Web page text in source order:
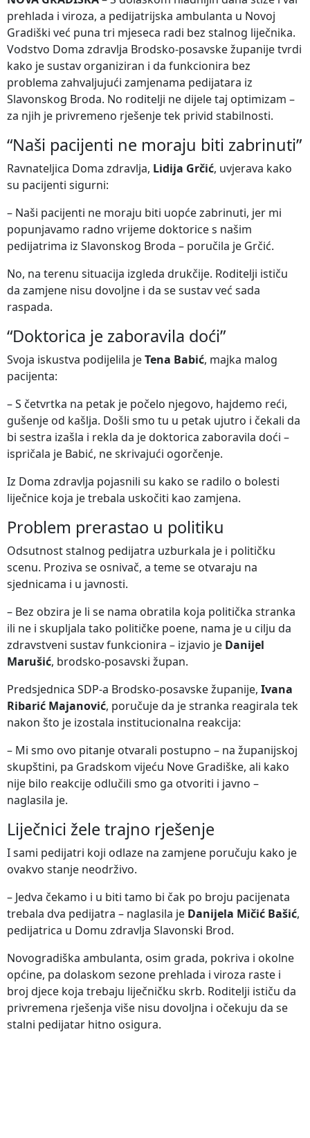
prehlada i viroza, a pedijatrijska ambulanta u Novoj
Gradiški već puna tri mjeseca radi bez stalnog liječnika.
Vodstvo Doma zdravlja Brodsko-posavske županije tvrdi
kako je sustav organiziran i da funkcionira bez
problema zahvaljujući zamjenama pedijatara iz
Slavonskog Broda. No roditelji ne dijele taj optimizam –
za njih je privremeno rješenje tek privid stabilnosti.
“Naši pacijenti ne moraju biti zabrinuti”
Ravnateljica Doma zdravlja, Lidija Grčić, uvjerava kako
su pacijenti sigurni:
– Naši pacijenti ne moraju biti uopće zabrinuti, jer mi
popunjavamo radno vrijeme doktorice s našim
pedijatrima iz Slavonskog Broda – poručila je Grčić.
No, na terenu situacija izgleda drukčije. Roditelji ističu
da zamjene nisu dovoljne i da se sustav već sada
raspada.
“Doktorica je zaboravila doći”
Svoja iskustva podijelila jeTena Babić, majka malog
pacijenta:
– S četvrtka na petak je počelo njegovo, hajdemo reći,
gušenje od kašlja. Došli smo tu u petak ujutro i čekali da
bi sestra izašla i rekla da je doktorica zaboravila doći –
ispričala je Babić, ne skrivajući ogorčenje.
Iz Doma zdravlja pojasnili su kako se radilo o bolesti
liječnice koja je trebala uskočiti kao zamjena.
Problem prerastao u politiku
Odsutnost stalnog pedijatra uzburkala je i političku
scenu. Proziva se osnivač, a teme se otvaraju na
sjednicama i u javnosti.
– Bez obzira je li se nama obratila koja politička stranka
ili ne i skupljala tako političke poene, nama je u cilju da
zdravstveni sustav funkcionira – izjavio je Danijel
Marušić, brodsko-posavski župan.
Predsjednica SDP-a Brodsko-posavske županije, Ivana
Ribarić Majanović, poručuje da je stranka reagirala tek
nakon što je izostala institucionalna reakcija:
– Mi smo ovo pitanje otvarali postupno – na županijskoj
skupštini, pa Gradskom vijeću Nove Gradiške, ali kako
nije bilo reakcije odlučili smo ga otvoriti i javno –
naglasila je.
Liječnici žele trajno rješenje
I sami pedijatri koji odlaze na zamjene poručuju kako je
ovakvo stanje neodrživo.
– Jedva čekamo i u biti tamo bi čak po broju pacijenata
trebala dva pedijatra – naglasila je Danijela Mičić Bašić,
pedijatrica u Domu zdravlja Slavonski Brod.
Novogradiška ambulanta, osim grada, pokriva i okolne
općine, pa dolaskom sezone prehlada i viroza raste i
broj djece koja trebaju liječničku skrb. Roditelji ističu da
privremena rješenja više nisu dovoljna i očekuju da se
stalni pedijatar hitno osigura.